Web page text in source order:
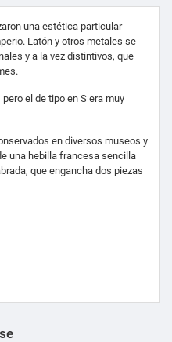
una estética particular
Latón y otros metales se
y a la vez distintivos, que
el de tipo en S era muy
en diversos museos y
una hebilla francesa sencilla
que engancha dos piezas